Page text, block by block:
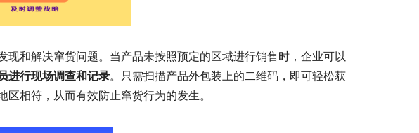
现和解决窜货问题。当产品未按照预定的区域进行销售时，企业可以
进行现场调查和记录。只需扫描产品外包装上的二维码，即可轻松获
相符，从而有效防止窜货行为的发生。